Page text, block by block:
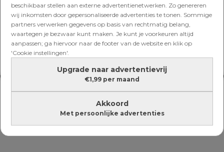
beschikbaar stellen aan externe advertentienetwerken. Zo genereren
wij inkomsten door gepersonaliseerde advertenties te tonen. Sommige
partners verwerken gegevens op basis van rechtmatig belang,
waartegen je bezwaar kunt maken. Je kunt je voorkeuren altijd
aanpassen; ga hiervoor naar de footer van de website en klik op
'Cookie instellingen'.
Upgrade naar advertentievrij
€1,99 per maand
Akkoord
Met persoonlijke advertenties